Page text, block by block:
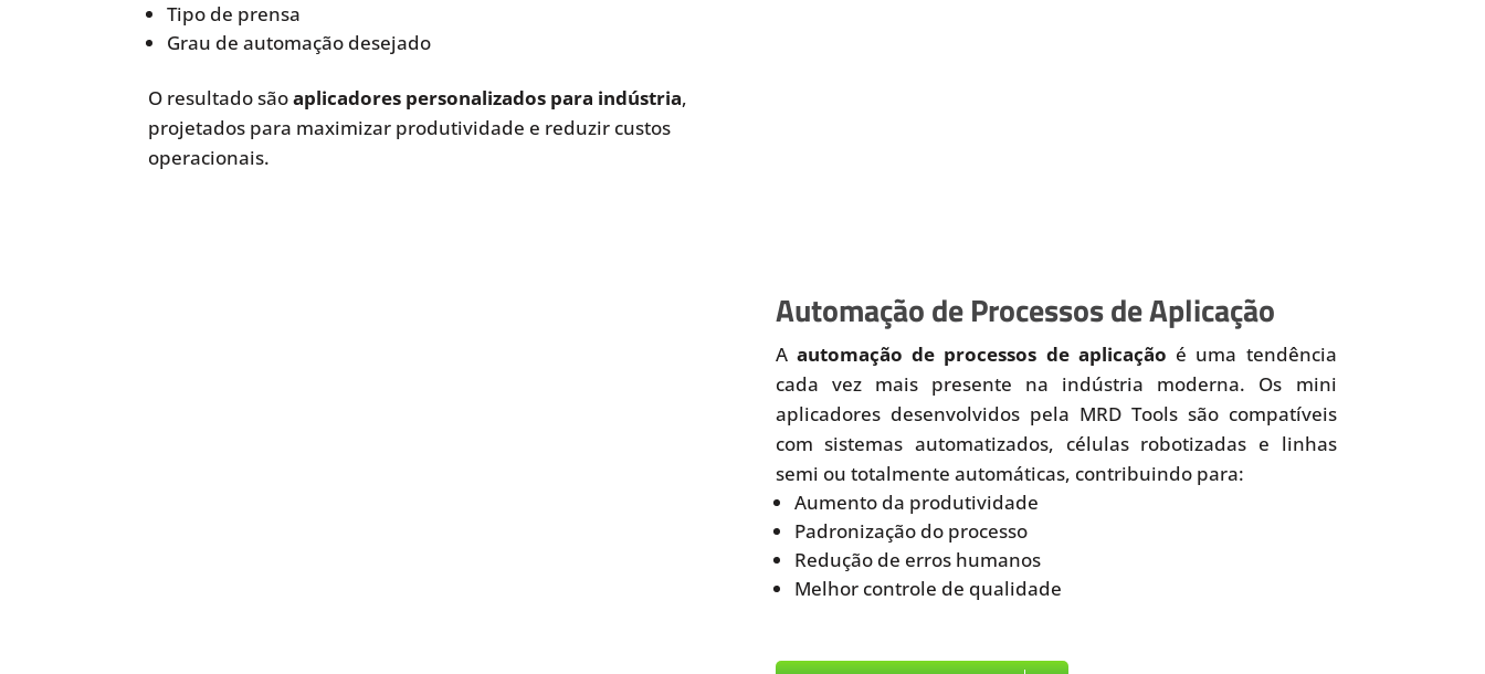
Tipo de prensa
Grau de automação desejado
O resultado sãoaplicadores personalizados para indústria,
projetados para maximizar produtividade e reduzir custos
operacionais.
Automação de Processos de Aplicação
A automação de processos de aplicação é uma tendência
cada vez mais presente na indústria moderna. Os mini
aplicadores desenvolvidos pela MRD Tools são compatíveis
com sistemas automatizados, células robotizadas e linhas
semi ou totalmente automáticas, contribuindo para:
Aumento da produtividade
Padronização do processo
Redução de erros humanos
Melhor controle de qualidade